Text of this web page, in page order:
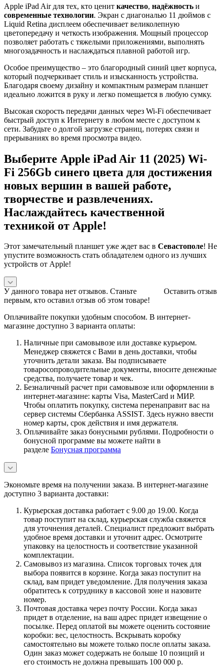
Apple iPad Air для тех, кто ценит качество, надёжность и
современные технологии. Экран с диагональю 11 дюймов с
Liquid Retina дисплеем обеспечивает великолепную
цветопередачу и четкость изображения. Мощный процессор
позволяет работать с тяжелыми приложениями, выполнять
многозадачность и наслаждаться плавной работой игр.
Особое преимущество – это благородный синий цвет корпуса,
который подчеркивает стиль и изысканность устройства.
Благодаря своему дизайну и компактным размерам планшет
идеально ложится в руку и легко помещается в любую сумку.
Высокая скорость передачи данных через Wi-Fi обеспечивает
быстрый доступ к Интернету в любом месте с доступом к
сети. Забудьте о долгой загрузке страниц, потерях связи и
прерываниях во время просмотра видео.
Выберите Apple iPad Air 11 (2025) Wi-
Fi 256Gb синего цвета для достижения
новых вершин в вашей работе,
творчестве и развлечениях.
Наслаждайтесь качественной
техникой от Apple!
Этот замечательный планшет уже ждет вас в Севастополе! Не
упустите возможность стать обладателем одного из лучших
устройств от Apple!
Оставить отзыв
У данного товара нет отзывов. Станьте
первым, кто оставил отзыв об этом товаре!
Оплачивайте покупки удобным способом. В интернет-
магазине доступно 3 варианта оплаты:
Наличные при самовывозе или доставке курьером.
Менеджер свяжется с Вами в день доставки, чтобы
уточнить детали заказа. Вы подписываете
товаросопроводительные документы, вносите денежные
средства, получаете товар и чек.
Безналичный расчет при самовывозе или оформлении в
интернет-магазине: карты Visa, MasterCard и МИР.
Чтобы оплатить покупку, система перенаправит вас на
сервер системы Сбербанка ASSIST. Здесь нужно ввести
номер карты, срок действия и имя держателя.
Оплачивайте заказ бонусными рублями. Подробности о
бонусной программе вы можете найти в
разделе Бонусная программа
Экономьте время на получении заказа. В интернет-магазине
доступно 3 варианта доставки:
Курьерская доставка работает с 9.00 до 19.00. Когда
товар поступит на склад, курьерская служба свяжется
для уточнения деталей. Специалист предложит выбрать
удобное время доставки и уточнит адрес. Осмотрите
упаковку на целостность и соответствие указанной
комплектации.
Самовывоз из магазина. Список торговых точек для
выбора появится в корзине. Когда заказ поступит на
склад, вам придет уведомление. Для получения заказа
обратитесь к сотруднику в кассовой зоне и назовите
номер.
Почтовая доставка через почту России. Когда заказ
придет в отделение, на ваш адрес придет извещение о
посылке. Перед оплатой вы можете оценить состояние
коробки: вес, целостность. Вскрывать коробку
самостоятельно вы можете только после оплаты заказа.
Один заказ может содержать не больше 10 позиций и
его стоимость не должна превышать 100 000 р.